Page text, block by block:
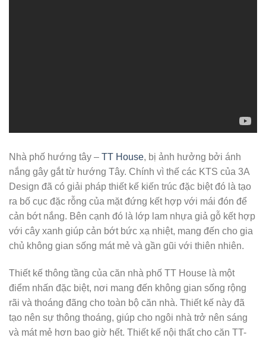
Nhà phố hướng tây – TT House, bị ảnh hưởng bởi ánh
nắng gây gắt từ hướng Tây. Chính vì thế các KTS của 3A
Design đã có giải pháp thiết kế kiến trúc đặc biệt đó là tạo
ra bố cục đặc rỗng của mặt đứng kết hợp với mái đón để
cản bớt nắng. Bên cạnh đó là lớp lam nhựa giả gỗ kết hợp
với cây xanh giúp cản bớt bức xạ nhiệt, mang đến cho gia
chủ không gian sống mát mẻ và gần gũi với thiên nhiên.
Thiết kế thông tầng của căn nhà phố TT House là một
điểm nhấn đặc biệt, nơi mang đến không gian sống rộng
rãi và thoáng đãng cho toàn bộ căn nhà. Thiết kế này đã
tạo nên sự thông thoáng, giúp cho ngôi nhà trở nên sáng
và mát mẻ hơn bao giờ hết. Thiết kế nội thất cho căn TT-